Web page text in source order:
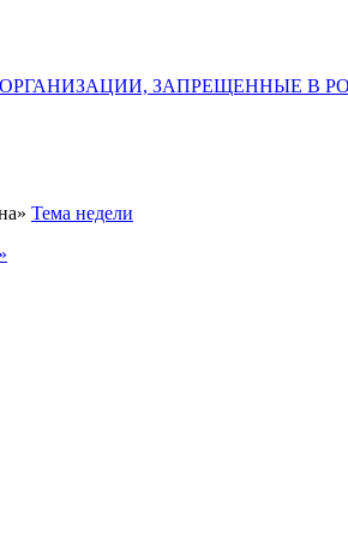
ЗАПРЕЩЕННЫЕ В
Тема недели